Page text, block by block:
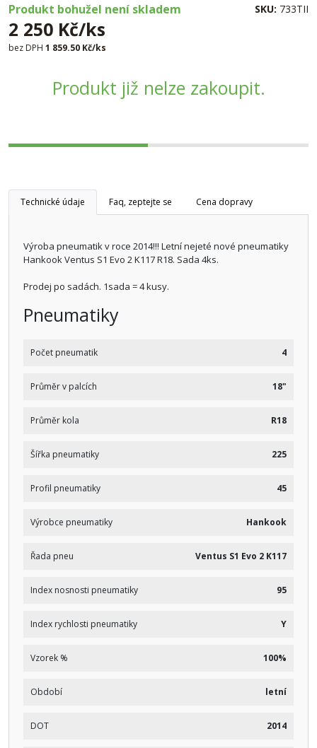
Produkt bohužel není skladem
SKU: 733TII
2 250 Kč/ks
bez DPH 1 859.50 Kč/ks
Produkt již nelze zakoupit.
Technické údaje Faq, zeptejte se Cena dopravy
Výroba pneumatik v roce 2014!!! Letní nejeté nové pneumatiky
Hankook Ventus S1 Evo 2 K117 R18. Sada 4ks.
Prodej po sadách. 1sada = 4 kusy.
Pneumatiky
Počet pneumatik 4
Průměr v palcích 18"
Průměr kola R18
Šířka pneumatiky 225
Profil pneumatiky 45
Výrobce pneumatiky Hankook
Řada pneu Ventus S1 Evo 2 K117
Index nosnosti pneumatiky 95
Index rychlosti pneumatiky Y
Vzorek % 100%
Období letní
DOT 2014